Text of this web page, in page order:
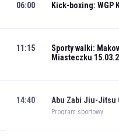
06:00 Kick-boxing: WGP
11:15
Sporty walki:
Miasteczku
14:40 Abu Zabi Jiu-Jitsu
Program sportowy